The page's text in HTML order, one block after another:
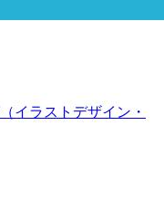
イラストデザイン・